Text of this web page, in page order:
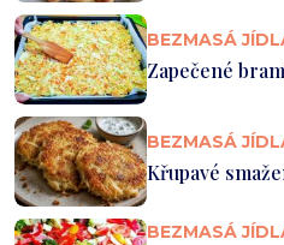
BEZMASÁ
Zapečené
BEZMASÁ
Křupavé
BEZMASÁ